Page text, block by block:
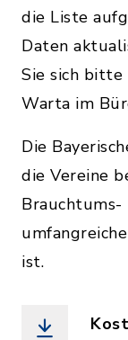
die Liste
Daten
Sie sich bitte
Warta im
Die
die Vereine
ist.